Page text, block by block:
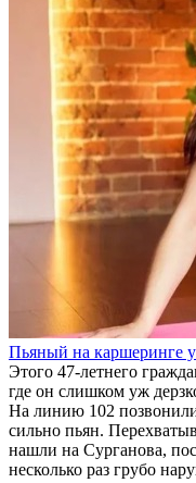
Пьяный на каршеринге
Этого 47-летнего
где он слишком уж
На линию 102
сильно пьян.
нашли на Сурганова,
несколько раз грубо